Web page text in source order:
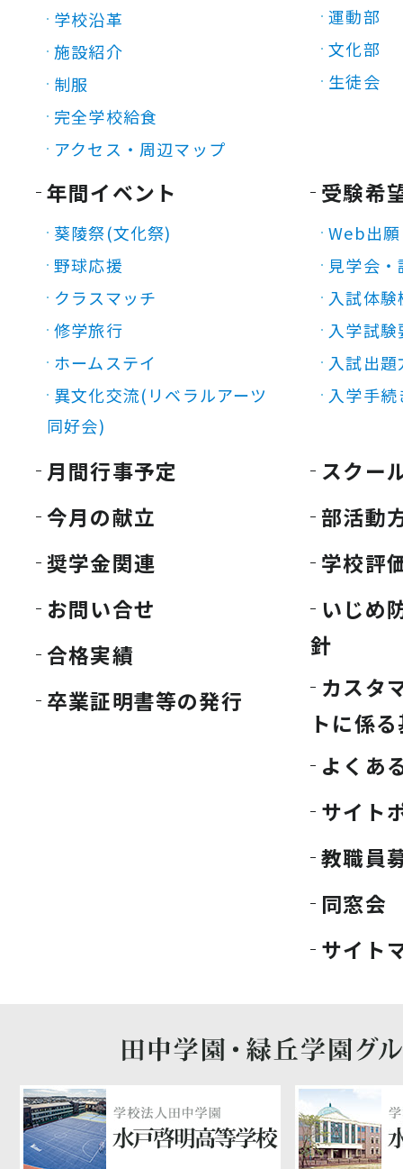
学校沿革
施設紹介
制服
完全学校給食
アクセス・周辺マップ
運動部
文化部
生徒会
年間イベント
葵陵祭(文化祭)
野球応援
クラスマッチ
修学旅行
ホームステイ
異文化交流(リベラルアーツ
同好会)
受験希
Web出願
見学会
入試体験
入学試験
入試出題
入学手続
月間行事予定
今月の献立
奨学金関連
お問い合せ
合格実績
卒業証明書等の発行
スクー
部活動
学校評
いじめ
針
カスタ
トに係
よくあ
サイト
教職員
同窓会
サイト